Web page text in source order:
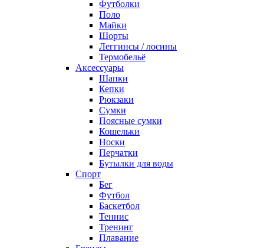
Футболки
Поло
Майки
Шорты
Леггинсы / лосины
Термобельё
Аксессуары
Шапки
Кепки
Рюкзаки
Сумки
Поясные сумки
Кошельки
Носки
Перчатки
Бутылки для воды
Спорт
Бег
Футбол
Баскетбол
Теннис
Тренинг
Плавание